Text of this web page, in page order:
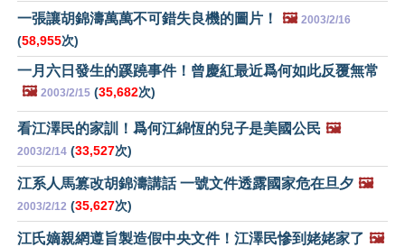
一張讓胡錦濤萬萬不可錯失良機的圖片！ 🖼️ 2003/2/16
(58,955次)
一月六日發生的蹊蹺事件！曾慶紅最近爲何如此反覆無常
🖼️ 2003/2/15 (35,682次)
看江澤民的家訓！爲何江綿恆的兒子是美國公民 🖼️
2003/2/14 (33,527次)
江系人馬篡改胡錦濤講話 一號文件透露國家危在旦夕 🖼️
2003/2/12 (35,627次)
江氏嫡親網遵旨製造假中央文件！江澤民慘到姥姥家了 🖼️